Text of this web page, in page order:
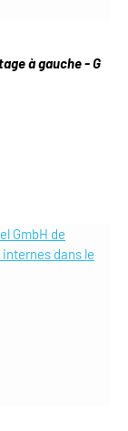
à gauche - G